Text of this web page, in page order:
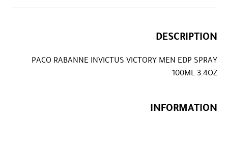
DESCRIPTION
PACO RABANNE INVICTUS VICTORY MEN EDP SPRAY
100ML 3.4OZ
INFORMATION